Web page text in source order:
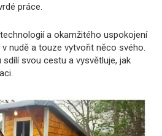
práce.
a okamžitého uspokojení
nudě a touze vytvořit něco svého.
sdílí svou cestu a vysvětluje, jak